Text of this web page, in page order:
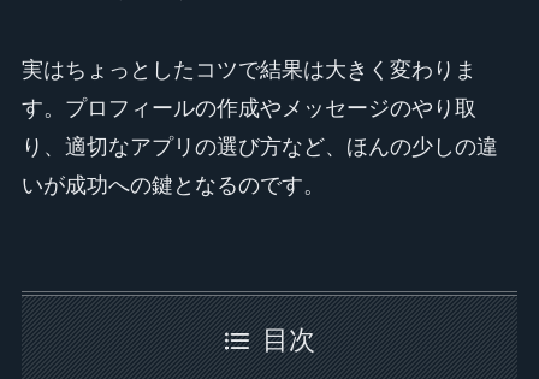
実はちょっとしたコツで結果は大きく変わりま
す。プロフィールの作成やメッセージのやり取
り、適切なアプリの選び方など、ほんの少しの違
いが成功への鍵となるのです。
目次